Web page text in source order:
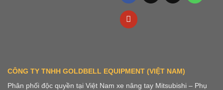
CÔNG TY TNHH GOLDBELL EQUIPMENT (VIỆT NAM)
Phân phối độc quyền tại Việt Nam xe nâng tay Mitsubishi – Phụ